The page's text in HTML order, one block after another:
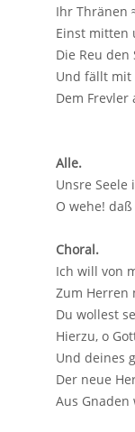
Ihr Thränen
Einst mitten
Die Reu
Und fällt mit
Dem Frevler
Von
Alle.
Unsre Seele
O wehe!
Choral.
Ich will von
Zum Herren
Du wollest
Hierzu, o
Und deines
Der neue
Aus